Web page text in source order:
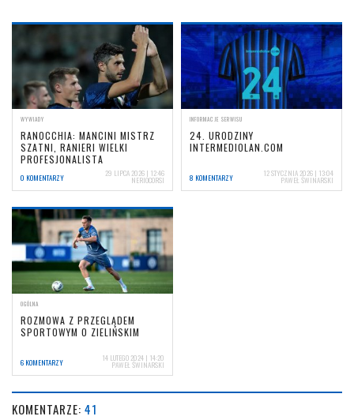
WYWIADY
RANOCCHIA: MANCINI MISTRZ
SZATNI, RANIERI WIELKI
PROFESJONALISTA
0 KOMENTARZY 29 LIPCA 2026 | 12:46
NERIOCORSI
INFORMACJE SERWISU
24. URODZINY
INTERMEDIOLAN.COM
8 KOMENTARZY 12 STYCZNIA 2026 | 13:04
PAWEŁ ŚWINARSKI
OGÓLNA
ROZMOWA Z PRZEGLĄDEM
SPORTOWYM O ZIELIŃSKIM
6 KOMENTARZY 14 LUTEGO 2024 | 14:20
PAWEŁ ŚWINARSKI
KOMENTARZE: 41